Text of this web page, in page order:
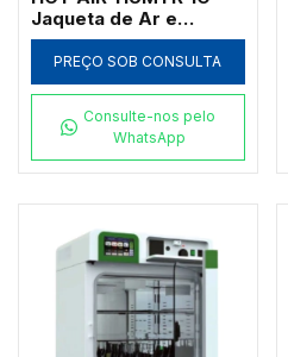
Jaqueta de Ar e
Descontaminação
100°C 850L
PREÇO SOB CONSULTA
Consulte-nos pelo
WhatsApp